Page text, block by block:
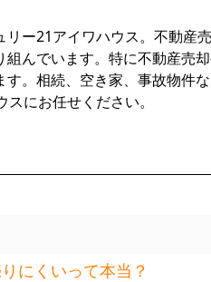
ー21アイワハウス。不動産
んでいます。特に不動産売
。相続、空き家、事故物件
にお任せください。
にくいって本当？